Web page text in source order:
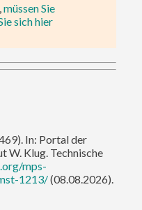
müssen Sie
sich hier
In: Portal der
W. Klug. Technische
mps-
1213/(08.08.2026).